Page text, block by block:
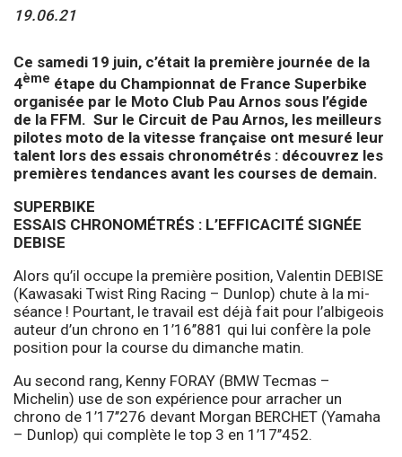
19.06.21
Ce samedi 19 juin, c’était la première journée de la
4ème étape du Championnat de France Superbike
organisée par le Moto Club Pau Arnos sous l’égide
de la FFM. Sur le Circuit de Pau Arnos, les meilleurs
pilotes moto de la vitesse française ont mesuré leur
talent lors des essais chronométrés : découvrez les
premières tendances avant les courses de demain.
SUPERBIKE
ESSAIS CHRONOMÉTRÉS : L’EFFICACITÉ SIGNÉE
DEBISE
Alors qu’il occupe la première position, Valentin DEBISE
(Kawasaki Twist Ring Racing – Dunlop) chute à la mi-
séance ! Pourtant, le travail est déjà fait pour l’albigeois
auteur d’un chrono en 1’16’’881 qui lui confère la pole
position pour la course du dimanche matin.
Au second rang, Kenny FORAY (BMW Tecmas –
Michelin) use de son expérience pour arracher un
chrono de 1’17’’276 devant Morgan BERCHET (Yamaha
– Dunlop) qui complète le top 3 en 1’17’’452.